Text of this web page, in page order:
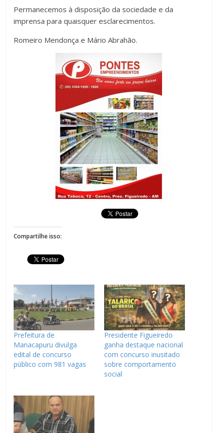
Permanecemos à disposição da sociedade e da
imprensa para quaisquer esclarecimentos.
Romeiro Mendonça e Mário Abrahão.
Compartilhe isso:
Prefeitura de
Manacapuru divulga
edital de concurso
público com 981 vagas
Presidente Figueiredo
ganha destaque nacional
com concurso inusitado
sobre comportamento
social